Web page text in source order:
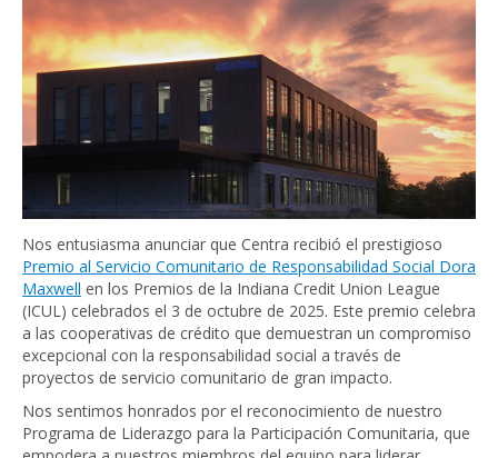
Nos entusiasma anunciar que Centra recibió el prestigioso
Premio al Servicio Comunitario de Responsabilidad Social Dora
Maxwell en los Premios de la Indiana Credit Union League
(ICUL) celebrados el 3 de octubre de 2025. Este premio celebra
a las cooperativas de crédito que demuestran un compromiso
excepcional con la responsabilidad social a través de
proyectos de servicio comunitario de gran impacto.
Nos sentimos honrados por el reconocimiento de nuestro
Programa de Liderazgo para la Participación Comunitaria, que